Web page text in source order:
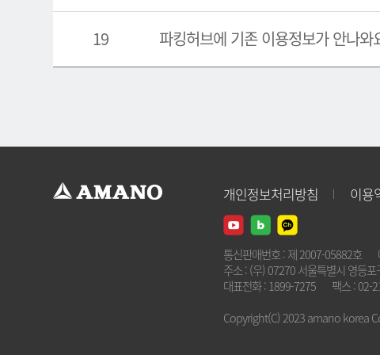
19 파킹허브에 기존 이용정보가 안나와
개인정보처리방침 이용
통신판매번호 : 제 2007-05882호
주소 : (우) 07270 서울특별시 영등
대표전화 : 1899-7275
팩스 : 02-
Copyright(C) 2023 amano korea